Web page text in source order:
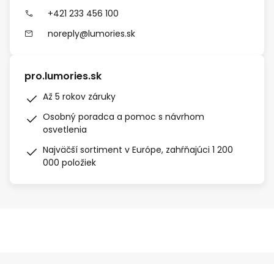
+421 233 456 100
noreply@lumories.sk
pro.lumories.sk
Až 5 rokov záruky
Osobný poradca a pomoc s návrhom
osvetlenia
Najväčší sortiment v Európe, zahŕňajúci 1 200
000 položiek